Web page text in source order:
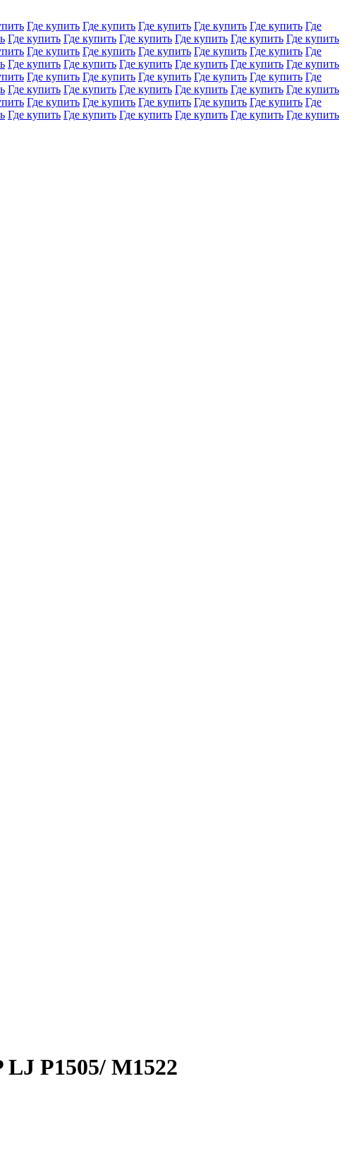
Где купить Где купить Где купить Где купить Где купить Где
Где купить Где купить Где купить Где купить Где купить Где купить
Где купить Где купить Где купить Где купить Где купить Где
Где купить Где купить Где купить Где купить Где купить Где купить
Где купить Где купить Где купить Где купить Где купить Где
Где купить Где купить Где купить Где купить Где купить Где купить
Где купить Где купить Где купить Где купить Где купить Где
Где купить Где купить Где купить Где купить Где купить Где купить
P1505/ M1522